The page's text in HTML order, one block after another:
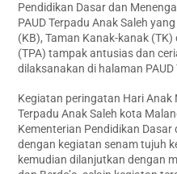
Pendidikan Dasar dan
PAUD Terpadu Anak Saleh
(KB), Taman Kanak-kanak
(TPA) tampak antusias dan
dilaksanakan di halaman PAUD
Kegiatan peringatan Hari Anak
Terpadu Anak Saleh kota
Kementerian Pendidikan
dengan kegiatan senam tujuh
kemudian dilanjutkan dengan